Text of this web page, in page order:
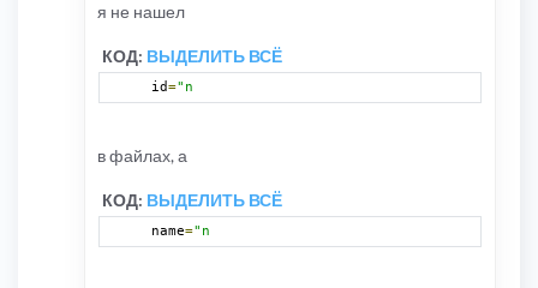
КОД:ВЫДЕЛИТЬ ВСЁ
name
на
КОД:ВЫДЕЛИТЬ ВСЁ
id=
я не нашел
КОД: ВЫДЕЛИТЬ ВСЁ
id="n
в файлах, а
КОД: ВЫДЕЛИТЬ ВСЁ
name="n